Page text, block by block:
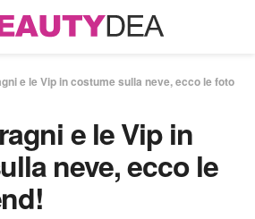
e le Vip in costume sulla neve, ecco le foto
e le Vip in
neve, ecco le